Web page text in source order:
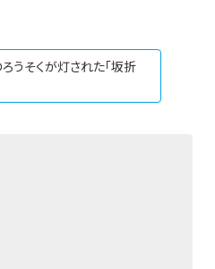
うそくが灯された「坂折